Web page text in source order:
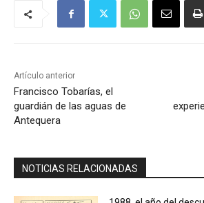
Artículo anterior
Francisco Tobarías, el
guardián de las aguas de
Antequera
NOTICIAS RELACIONADAS